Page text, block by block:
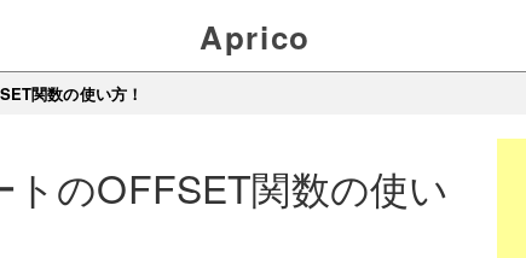
Aprico
関数の使い方！
トのOFFSET関数の使い